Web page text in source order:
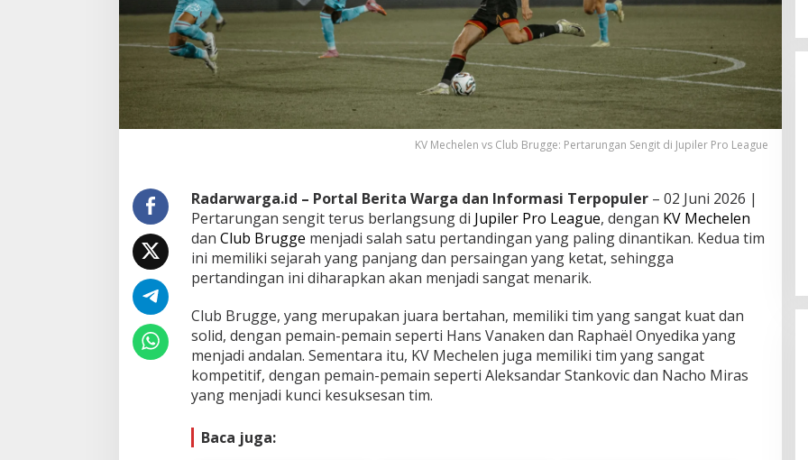
KV Mechelen vs Club Brugge: Pertarungan Sengit di Jupiler Pro League
Radarwarga.id – Portal Berita Warga dan Informasi Terpopuler– 02 Juni 2026 |
Pertarungan sengit terus berlangsung di Jupiler Pro League, dengan KV Mechelen
dan Club Brugge menjadi salah satu pertandingan yang paling dinantikan. Kedua tim
ini memiliki sejarah yang panjang dan persaingan yang ketat, sehingga
pertandingan ini diharapkan akan menjadi sangat menarik.
Club Brugge, yang merupakan juara bertahan, memiliki tim yang sangat kuat dan
solid, dengan pemain-pemain seperti Hans Vanaken dan Raphaël Onyedika yang
menjadi andalan. Sementara itu, KV Mechelen juga memiliki tim yang sangat
kompetitif, dengan pemain-pemain seperti Aleksandar Stankovic dan Nacho Miras
yang menjadi kunci kesuksesan tim.
Baca juga: